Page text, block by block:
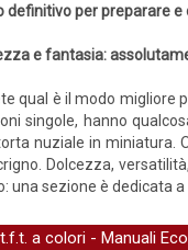
definitivo per preparare
e fantasia:
qual è il modo migliore
singole, hanno
nuziale in miniatura.
Dolcezza,
una sezione è dedicata
a colori - Manuali